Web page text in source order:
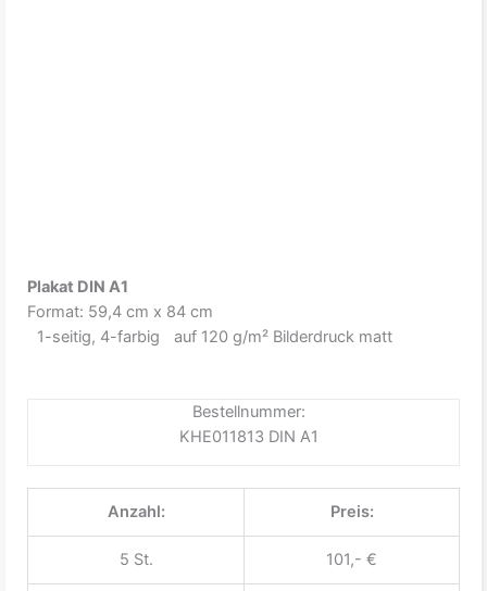
Plakat DIN A1
Format: 59,4 cm x 84 cm
1-seitig, 4-farbig auf 120 g/m² Bilderdruck matt
Bestellnummer:
KHE011813 DIN A1
Anzahl: Preis:
5 St. 101,- €